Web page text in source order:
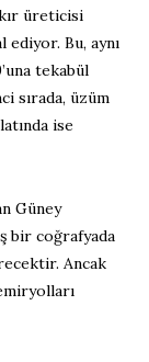
üreticisi
ediyor. Bu, aynı
tekabül
sırada, üzüm
ise
Güney
bir coğrafyada
Ancak